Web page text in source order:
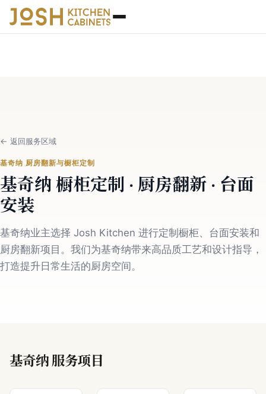
← 返回服务区域
基奇纳 厨房翻新与橱柜定制
基奇纳 橱柜定制 · 厨房翻新 · 台面
安装
基奇纳业主选择 Josh Kitchen 进行定制橱柜、台面安装和
厨房翻新项目。我们为基奇纳带来高品质工艺和设计指导，
打造提升日常生活的厨房空间。
基奇纳 服务项目